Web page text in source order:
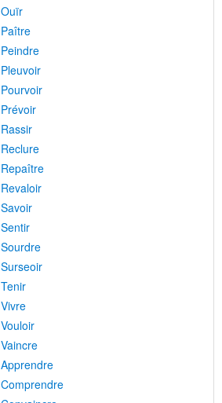
Ouïr
Paître
Peindre
Pleuvoir
Pourvoir
Prévoir
Rassir
Reclure
Repaître
Revaloir
Savoir
Sentir
Sourdre
Surseoir
Tenir
Vivre
Vouloir
Vaincre
Apprendre
Comprendre